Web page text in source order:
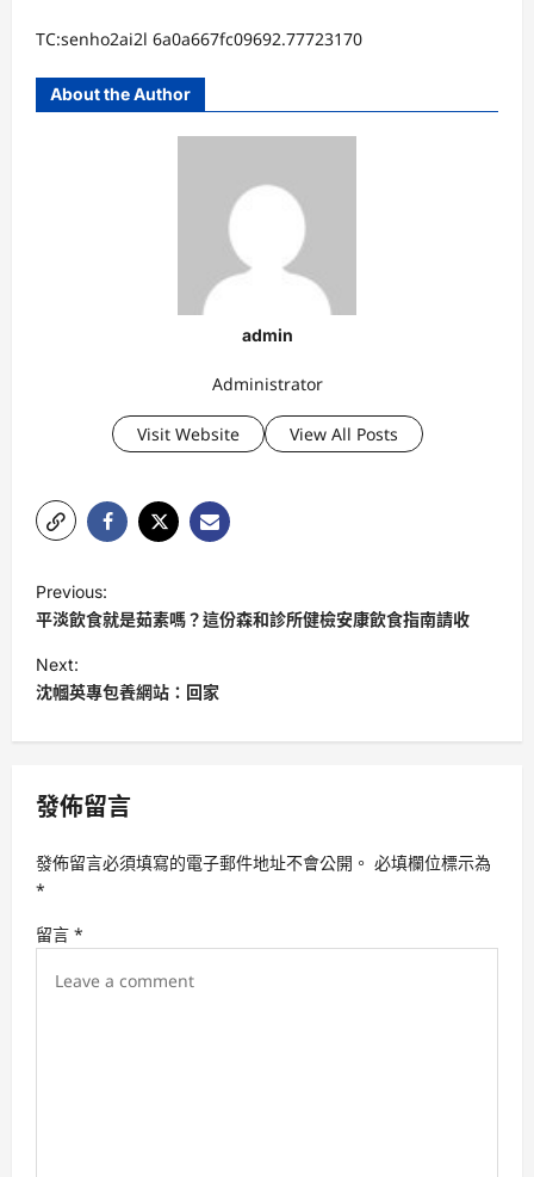
TC:senho2ai2l 6a0a667fc09692.77723170
About the Author
admin
Administrator
Visit Website View All Posts
o
s
t
v
g
t
Previous:
平淡飲食就是茹素嗎？這份森和診所健檢安康飲食指南請收
Next:
沈幗英專包養網站：回家
發佈留言
發佈留言必須填寫的電子郵件地址不會公開。 必填欄位標示為
*
留言 *